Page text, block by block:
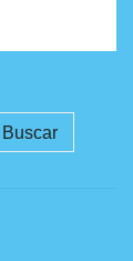
Buscar